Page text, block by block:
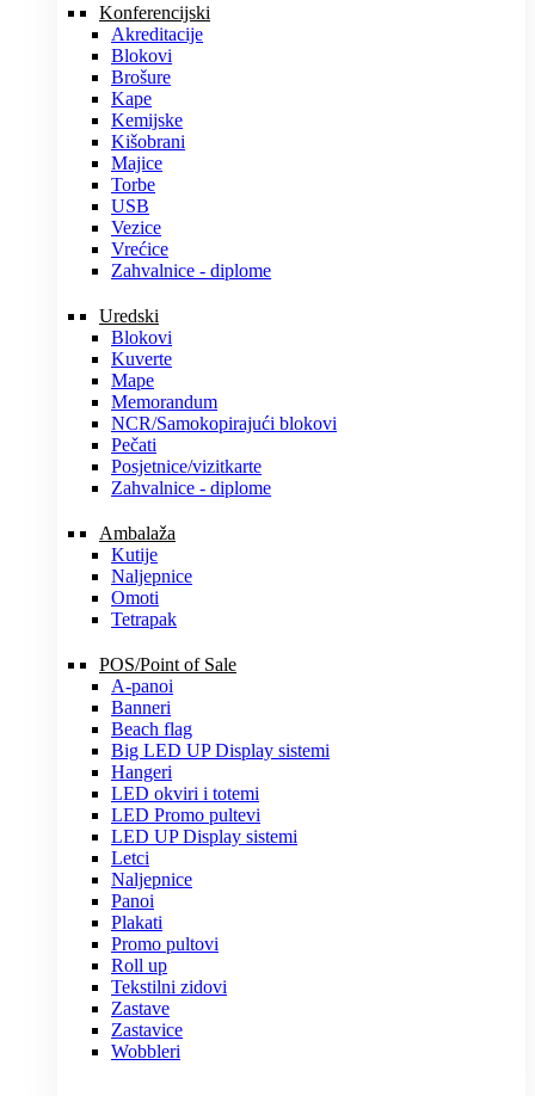
Konferencijski
Akreditacije
Blokovi
Brošure
Kape
Kemijske
Kišobrani
Majice
Torbe
USB
Vezice
Vrećice
Zahvalnice - diplome
Uredski
Blokovi
Kuverte
Mape
Memorandum
NCR/Samokopirajući blokovi
Pečati
Posjetnice/vizitkarte
Zahvalnice - diplome
Ambalaža
Kutije
Naljepnice
Omoti
Tetrapak
POS/Point of Sale
A-panoi
Banneri
Beach flag
Big LED UP Display sistemi
Hangeri
LED okviri i totemi
LED Promo pultevi
LED UP Display sistemi
Letci
Naljepnice
Panoi
Plakati
Promo pultovi
Roll up
Tekstilni zidovi
Zastave
Zastavice
Wobbleri